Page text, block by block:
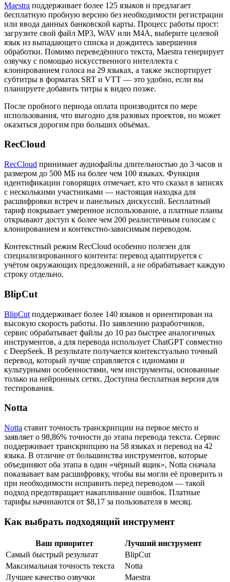
Maestra поддерживает более 125 языков и предлагает
бесплатную пробную версию без необходимости регистрации
или ввода данных банковской карты. Процесс работы прост:
загрузите свой файл MP3, WAV или M4A, выберите целевой
язык из выпадающего списка и дождитесь завершения
обработки. Помимо переведённого текста, Maestra генерирует
озвучку с помощью искусственного интеллекта с
клонированием голоса на 29 языках, а также экспортирует
субтитры в форматах SRT и VTT — это удобно, если вы
планируете добавить титры к видео позже.
После пробного периода оплата производится по мере
использования, что выгодно для разовых проектов, но может
оказаться дорогим при больших объёмах.
RecCloud
RecCloud принимает аудиофайлы длительностью до 3 часов и
размером до 500 МБ на более чем 100 языках. Функция
идентификации говорящих отмечает, кто что сказал в записях
с несколькими участниками — настоящая находка для
расшифровки встреч и панельных дискуссий. Бесплатный
тариф покрывает умеренное использование, а платные планы
открывают доступ к более чем 200 реалистичным голосам с
клонированием и контекстно-зависимым переводом.
Контекстный режим RecCloud особенно полезен для
специализированного контента: перевод адаптируется с
учётом окружающих предложений, а не обрабатывает каждую
строку отдельно.
BlipCut
BlipCut поддерживает более 140 языков и ориентирован на
высокую скорость работы. По заявлению разработчиков,
сервис обрабатывает файлы до 10 раз быстрее аналогичных
инструментов, а для перевода использует ChatGPT совместно
с DeepSeek. В результате получается контекстуально точный
перевод, который лучше справляется с идиомами и
культурными особенностями, чем инструменты, основанные
только на нейронных сетях. Доступна бесплатная версия для
тестирования.
Notta
Notta ставит точность транскрипции на первое место и
заявляет о 98,86% точности до этапа перевода текста. Сервис
поддерживает транскрипцию на 58 языках и перевод на 42
языка. В отличие от большинства инструментов, которые
объединяют оба этапа в один «чёрный ящик», Notta сначала
показывает вам расшифровку, чтобы вы могли её проверить и
при необходимости исправить перед переводом — такой
подход предотвращает накапливание ошибок. Платные
тарифы начинаются от $8,17 за пользователя в месяц.
Как выбрать подходящий инструмент
Ваш приоритет
Лучший инструмент
Самый быстрый результат
BlipCut
Максимальная точность текста
Notta
Лучшее качество озвучки
Maestra